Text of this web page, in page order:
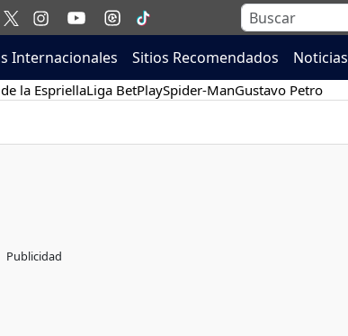
Internacionales Sitios Recomendados Noticias
la EspriellaLiga BetPlaySpider-ManGustavo Petro